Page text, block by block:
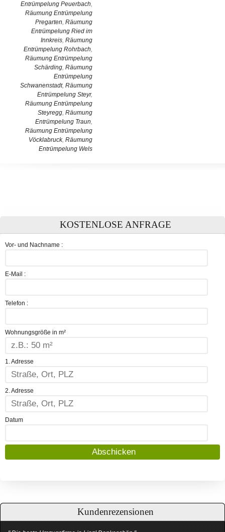
Entrümpelung Peuerbach,
Räumung Entrümpelung
Pregarten, Räumung
Entrümpelung Ried im
Innkreis, Räumung
Entrümpelung Rohrbach,
Räumung Entrümpelung
Schärding, Räumung
Entrümpelung
Schwanenstadt, Räumung
Entrümpelung Steyr,
Räumung Entrümpelung
Steyregg, Räumung
Entrümpelung Traun,
Räumung Entrümpelung
Vöcklabruck, Räumung
Entrümpelung Wels
KOSTENLOSE ANFRAGE
Vor- und Nachname :
E-Mail :
Telefon :
Wohnungsgröße in m²
1. Adresse
2. Adresse
Datum
Kundenrezensionen